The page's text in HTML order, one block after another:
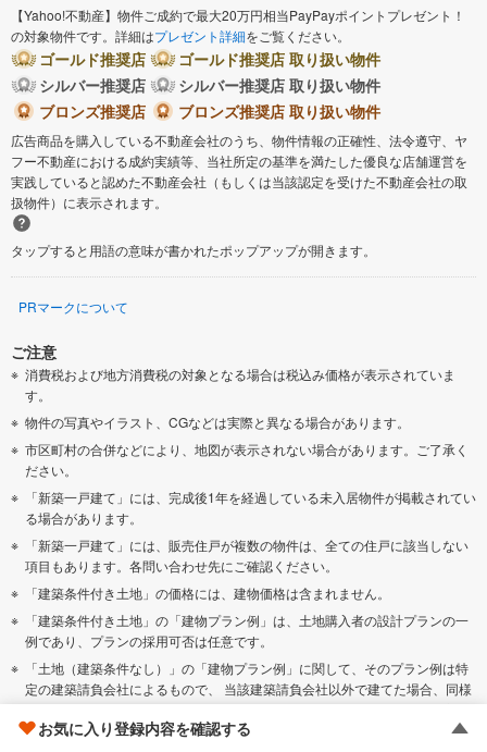
【Yahoo!不動産】物件ご成約で最大20万円相当PayPayポイントプレゼント！
の対象物件です。詳細はプレゼント詳細をご覧ください。
ゴールド推奨店
ゴールド推奨店 取り扱い物件
シルバー推奨店
シルバー推奨店 取り扱い物件
ブロンズ推奨店
ブロンズ推奨店 取り扱い物件
広告商品を購入している不動産会社のうち、物件情報の正確性、法令遵守、ヤ
フー不動産における成約実績等、当社所定の基準を満たした優良な店舗運営を
実践していると認めた不動産会社（もしくは当該認定を受けた不動産会社の取
扱物件）に表示されます。
タップすると用語の意味が書かれたポップアップが開きます。
PRマークについて
ご注意
消費税および地方消費税の対象となる場合は税込み価格が表示されていま
す。
物件の写真やイラスト、CGなどは実際と異なる場合があります。
市区町村の合併などにより、地図が表示されない場合があります。ご了承く
ださい。
「新築一戸建て」には、完成後1年を経過している未入居物件が掲載されてい
る場合があります。
「新築一戸建て」には、販売住戸が複数の物件は、全ての住戸に該当しない
項目もあります。各問い合わせ先にご確認ください。
「建築条件付き土地」の価格には、建物価格は含まれません。
「建築条件付き土地」の「建物プラン例」は、土地購入者の設計プランの一
例であり、プランの採用可否は任意です。
「土地（建築条件なし）」の「建物プラン例」に関して、そのプラン例は特
定の建築請負会社によるもので、 当該建築請負会社以外で建てた場合、同様
のものが同価格で建てられるとは限りません。また、建築請負会社を特定す
るものではありません。
お気に入り登録内容を確認する